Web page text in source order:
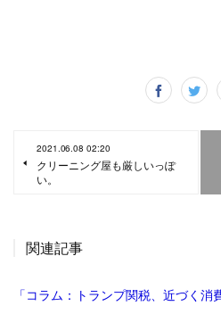
2021.06.08 02:20
クリーニング屋も厳しいっぽ
い。
関連記事